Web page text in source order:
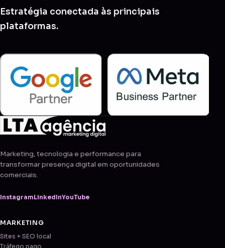
Estratégia conectada às principais
plataformas.
Marketing, tecnologia e performance para
transformar presença digital em oportunidades
comerciais.
Instagram LinkedInYouTube
MARKETING
Sites + SEO local